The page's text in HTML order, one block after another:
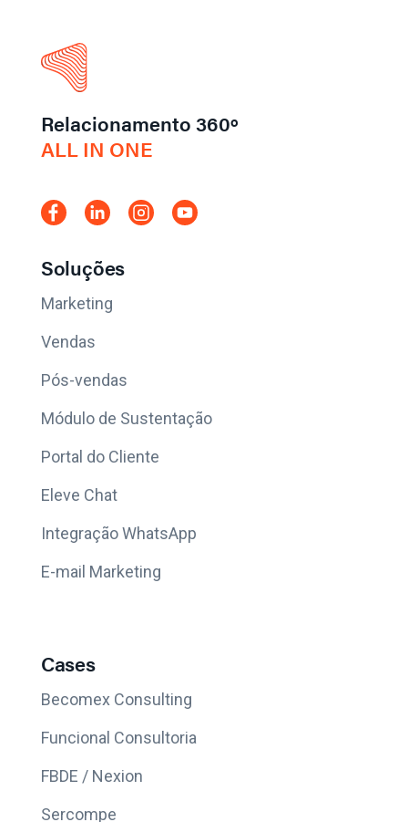
Relacionamento 360º
ALL IN ONE
Soluções
Marketing
Vendas
Pós-vendas
Módulo de Sustentação
Portal do Cliente
Eleve Chat
Integração WhatsApp
E-mail Marketing
Cases
Becomex Consulting
Funcional Consultoria
FBDE / Nexion
Sercompe